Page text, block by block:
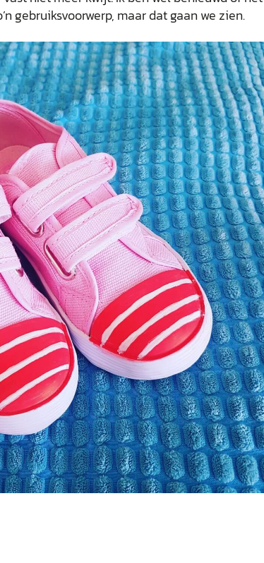
gebruiksvoorwerp, maar dat gaan we zien.